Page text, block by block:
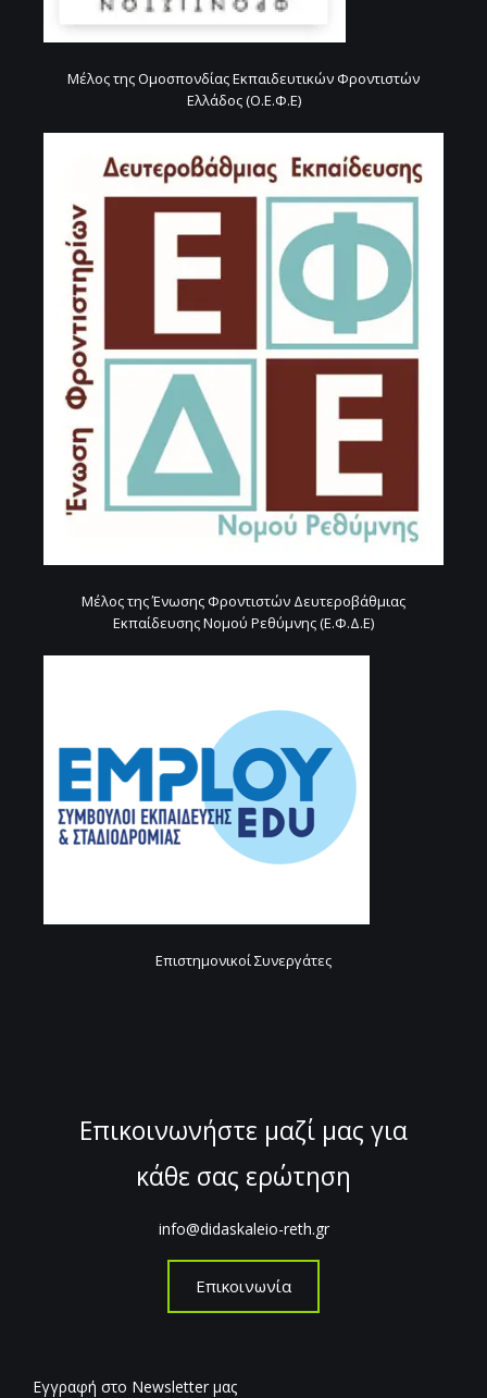
Μέλος της Ομοσπονδίας Εκπαιδευτικών Φροντιστών
Ελλάδος (Ο.Ε.Φ.Ε)
Μέλος της Ένωσης Φροντιστών Δευτεροβάθμιας
Εκπαίδευσης Νομού Ρεθύμνης (Ε.Φ.Δ.Ε)
Επιστημονικοί Συνεργάτες
Επικοινωνήστε μαζί μας για
κάθε σας ερώτηση
info@didaskaleio-reth.gr
Επικοινωνία
Εγγραφή στο Newsletter μας